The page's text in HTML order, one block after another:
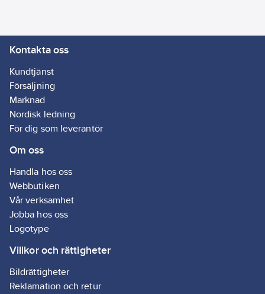
Kontakta oss
Kundtjänst
Försäljning
Marknad
Nordisk ledning
För dig som leverantör
Om oss
Handla hos oss
Webbutiken
Vår verksamhet
Jobba hos oss
Logotype
Villkor och rättigheter
Bildrättigheter
Reklamation och retur